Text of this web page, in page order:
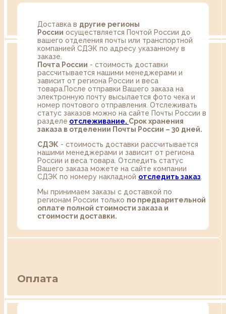
Доставка в другие регионы
России осуществляется Почтой России до
вашего отделения почты или транспортной
компанией СДЭК по адресу указанному в
заказе.
Почта России - стоимость доставки
рассчитывается нашими менеджерами и
зависит от региона России и веса
товара.После отправки Вашего заказа на
электронную почту высылается фото чека и
номер почтового отправления. Отслеживать
статус заказов можно на сайте Почты России в
разделе oтслеживание. Срок хранения
заказа в отделении Почты России – 30 дней.
СДЭК - стоимость доставки рассчитывается
нашими менеджерами и зависит от региона
России и веса товара. Отследить статус
Вашего заказа можете на сайте компании
СДЭК по номеру накладной отследить заказ
Мы принимаем заказы с доставкой по
регионам России только по предварительной
оплате полной стоимости заказа и
стоимости доставки.
Оплата